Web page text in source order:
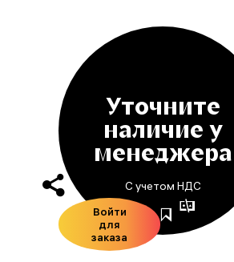
Уточните
наличие у
менеджера
С учетом НДС
Войти
для
заказа